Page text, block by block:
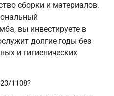
сборки и материалов.
вы инвестируете в
долгие годы без
и гигиенических
1108?